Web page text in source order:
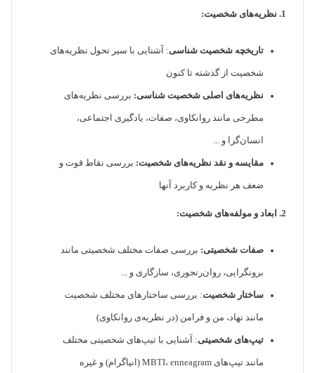
1. نظریه‌های شخصیت:
تاریخچه شخصیت شناسی: آشنایی با سیر تحول نظریه‌های
شخصیت از گذشته تا کنون
نظریه‌های اصلی شخصیت شناسی: بررسی نظریه‌های
مطرحی مانند روانکاوی، صفات، یادگیری اجتماعی،
انسان‌گرا و ...
مقایسه و نقد نظریه‌های شخصیت: بررسی نقاط قوت و
ضعف هر نظریه و کاربرد آنها
2. ابعاد و مولفه‌های شخصیت:
صفات شخصیتی: بررسی صفات مختلف شخصیتی مانند
برونگرایی، روان‌رنجوری، سازگاری و ...
ساختار شخصیت: بررسی ساختارهای مختلف شخصیت
مانند نهاد، من و فرامن (در نظریه‌ی روانکاوی)
تیپ‌های شخصیتی: آشنایی با تیپ‌های شخصیتی مختلف
مانند تیپ‌های MBTI، enneagram (انیاگرام) و غیره